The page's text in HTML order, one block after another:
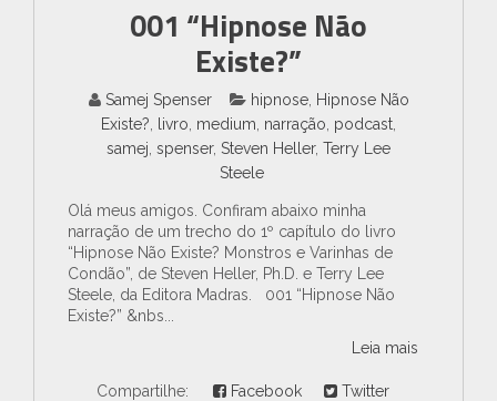
001 “Hipnose Não
Existe?”
Samej Spenser hipnose, Hipnose Não
Existe?
livro medium narração podcast
samej spenser, Steven Heller, Terry Lee
Steele
Olá meus amigos. Confiram abaixo minha
narração de um trecho do 1º capítulo do livro
“Hipnose Não Existe? Monstros e Varinhas de
Condão”, de Steven Heller, Ph.D. e Terry Lee
Steele, da Editora Madras. 001 “Hipnose Não
Existe?” &nbs...
Leia mais
Compartilhe: Facebook
Twitter